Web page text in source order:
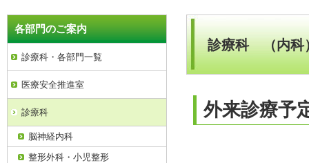
診療科 （内科
外来診療予
各部門のご案内
診療科・各部門一覧
医療安全推進室
診療科
脳神経内科
整形外科・小児整形